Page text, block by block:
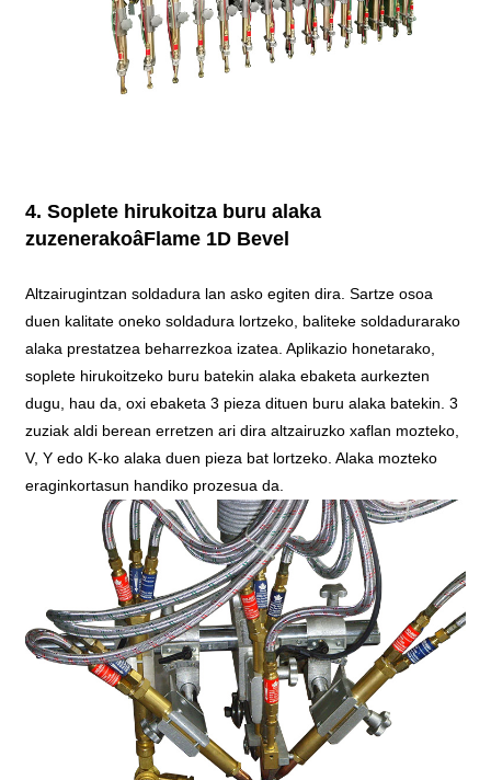
4. Soplete hirukoitza buru alaka
zuzenerakoâFlame 1D Bevel
Altzairugintzan soldadura lan asko egiten dira. Sartze osoa
duen kalitate oneko soldadura lortzeko, baliteke soldadurarako
alaka prestatzea beharrezkoa izatea. Aplikazio honetarako,
soplete hirukoitzeko buru batekin alaka ebaketa aurkezten
dugu, hau da, oxi ebaketa 3 pieza dituen buru alaka batekin. 3
zuziak aldi berean erretzen ari dira altzairuzko xaflan mozteko,
V, Y edo K-ko alaka duen pieza bat lortzeko. Alaka mozteko
eraginkortasun handiko prozesua da.